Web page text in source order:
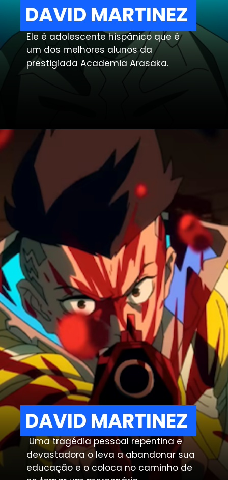
DAVID MARTINEZ
DAVID MARTINEZ
Ele é adolescente hispânico que é
um dos melhores alunos da
prestigiada Academia Arasaka.
DAVID MARTINEZ
DAVID MARTINEZ
Uma tragédia pessoal repentina e
devastadora o leva a abandonar sua
educação e o coloca no caminho de